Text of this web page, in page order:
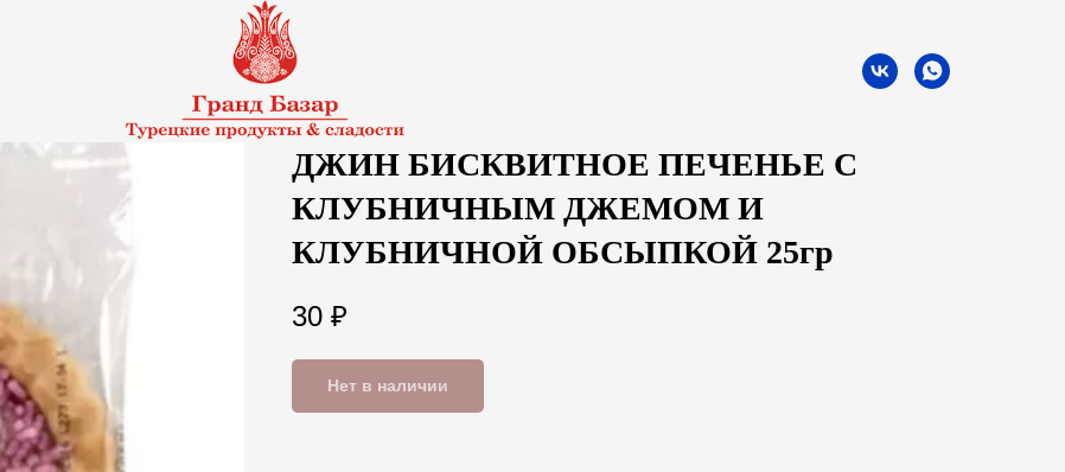
ДЖИН БИСКВИТНОЕ ПЕЧЕНЬЕ С
КЛУБНИЧНЫМ ДЖЕМОМ И
КЛУБНИЧНОЙ ОБСЫПКОЙ 25гр
30 ₽
Нет в наличии